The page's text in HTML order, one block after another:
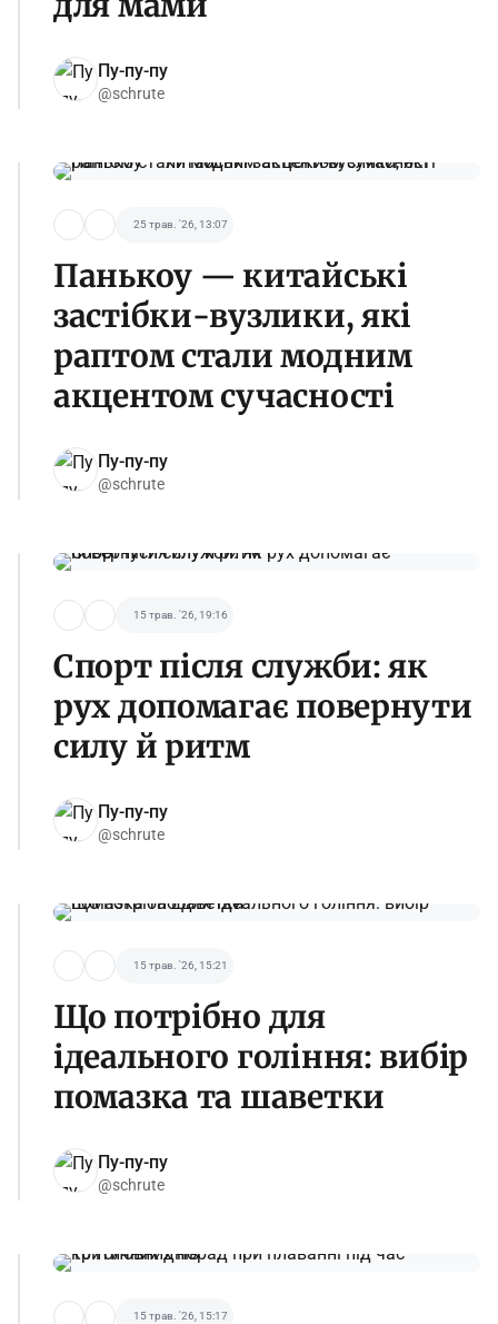
Пу-пу-пу
@schrute
25 трав. '26, 13:07
Панькоу — китайські
застібки-вузлики, які
раптом стали модним
акцентом сучасності
Пу-пу-пу
@schrute
15 трав. '26, 19:16
Спорт після служби: як
рух допомагає повернути
силу й ритм
Пу-пу-пу
@schrute
15 трав. '26, 15:21
Що потрібно для
ідеального гоління: вибір
помазка та шаветки
Пу-пу-пу
@schrute
15 трав. '26, 15:17